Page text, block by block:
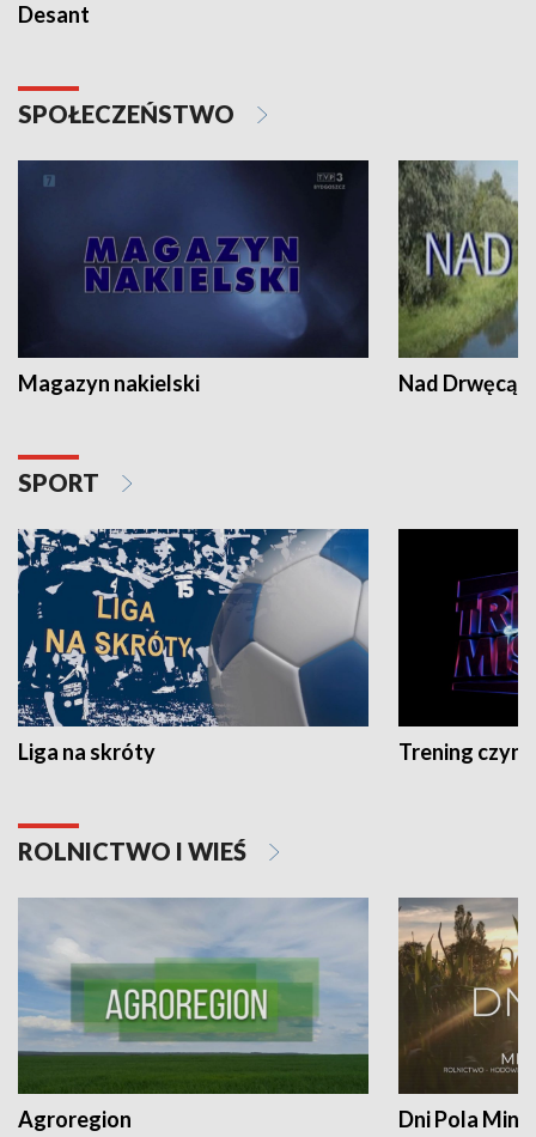
Desant
SPOŁECZEŃSTWO
Magazyn nakielski Nad Drwęcą
SPORT
Liga na skróty Trening czyni
ROLNICTWO I WIEŚ
Agroregion Dni Pola